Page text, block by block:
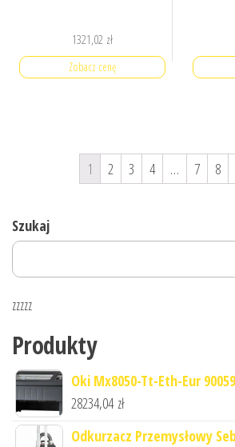
1321,02 zł
Zobacz cenę
1 2 3 4 … 7 8
Szukaj
zzzzz
Produkty
Oki Mx8050-Tt-Eth-Eur
28234,04 zł
Odkurzacz Przemysłowy